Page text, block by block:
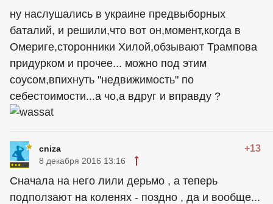
ну наслушались в украине предвыборных
баталий, и решили,что вот он,момент,когда в
Омериге,сторонники Хилой,обзывают Трампова
придурком и прочее... можно под этим
соусом,впихнуть "недвижимость" по
себестоимости...а чо,а вдруг и вправду ?
cniza +13
8 декабря 2016 13:16
Сначала на него лили дерьмо , а теперь
подползают на коленях - поздно , да и вообще...